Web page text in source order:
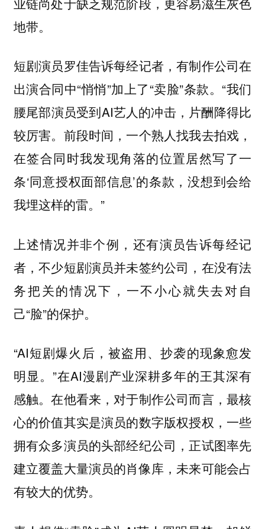
地带。
短剧演员罗佳告诉每经记者，有制作公司在
出演合同中“悄悄”加上了“卖脸”条款。“我们
腰尾部演员受到AI艺人的冲击，片酬降得比
较厉害。前段时间，一个熟人找我去拍戏，
在签合同时我发现角落的位置居然写了一
条‘同意授权面部信息’的条款，没想到会给
我埋这样的雷。”
上述情况并非个例，还有演员告诉每经记
者，不少短剧演员并未签约公司，在没有法
务把关的情况下，一不小心就失去对自
己“脸”的保护。
“AI短剧爆火后，被盗用、抄袭的现象愈发
明显。”在AI漫剧产业深耕多年的王其深有
感触。在他看来，对于制作公司而言，最核
心的价值其实是演员的数字版权授权，一些
拥有众多演员的头部经纪公司，正试图率先
建立覆盖大量演员的肖像库，未来可能会占
有较大的优势。